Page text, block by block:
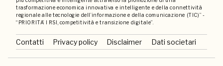
trasformazione economica innovativa e intelligente e della connettività
regionale alle tecnologie dell’informazione e della comunicazione (TIC)” -
“PRIORITA’ I RSI, competitività e transizione digitale”.
Contatti Privacy policy Disclaimer Dati societari